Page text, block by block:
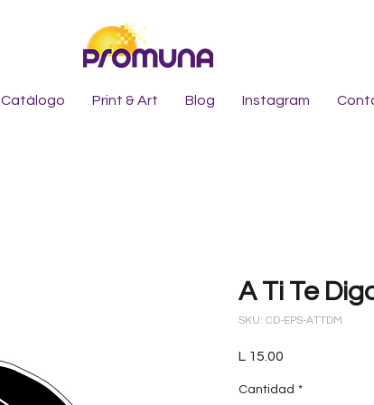
Catálogo Print & Art Blog Instagram
A Ti Te
SKU: CD-EPS-ATTDM
L 15.00
Cantidad *